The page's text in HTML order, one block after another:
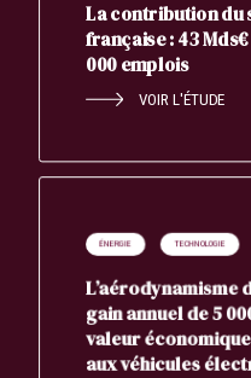
La contribution du
française : 43
000 emplois
VOIR L'ÉTUDE
ÉNERGIE TECHNOLOGIE
L’aérodynamisme
gain annuel de 5
valeur
aux véhicules